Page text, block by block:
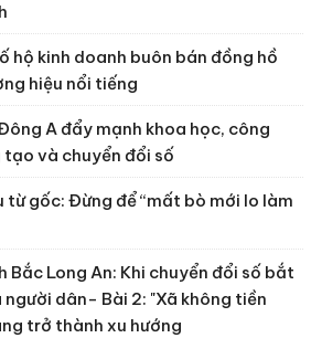
hộ kinh doanh buôn bán đồng hồ
hiệu nổi tiếng
A đẩy mạnh khoa học, công
và chuyển đổi số
từ gốc: Đừng để “mất bò mới lo làm
Bắc Long An: Khi chuyển đổi số bắt
người dân- Bài 2: "Xã không tiền
trở thành xu hướng